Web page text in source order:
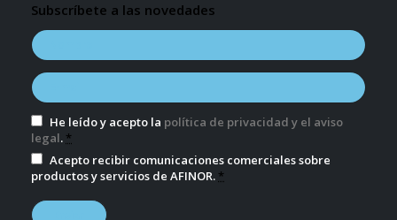
Subscríbete a las novedades
He leído y acepto la política de privacidad y el aviso
legal. *
Acepto recibir comunicaciones comerciales sobre
productos y servicios de AFINOR. *